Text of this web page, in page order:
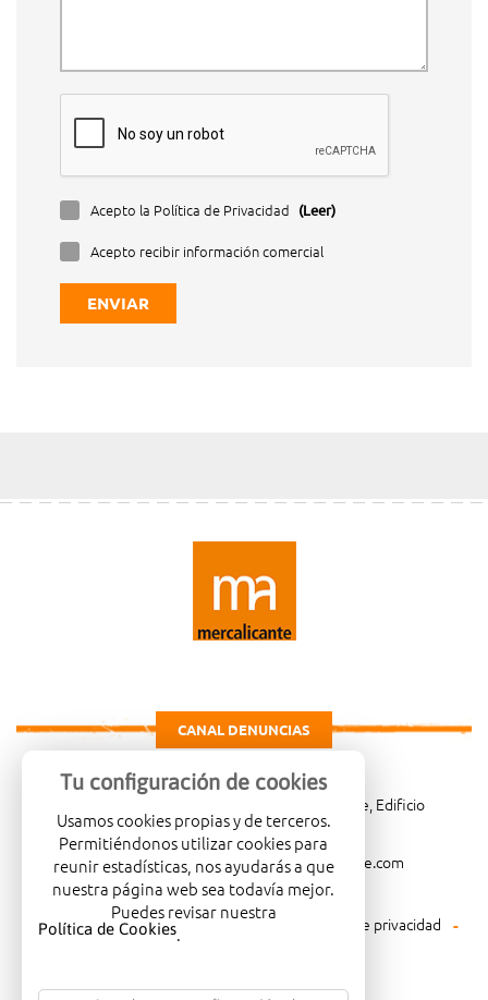
Acepto la Política de Privacidad (Leer)
Acepto recibir información comercial
ENVIAR
CANAL DENUNCIAS
Carretera de Madrid Km. 4, 03114 Alicante, Edificio
Administrativo, planta 3ª
966081001
merca@mercalicante.com
Aviso legal Política de cookies
Política de privacidad
Política medioambiental
Tu configuración de cookies
Usamos cookies propias y de terceros.
Permitiéndonos utilizar cookies para
reunir estadísticas, nos ayudarás a que
nuestra página web sea todavía mejor.
Puedes revisar nuestra
Política de Cookies.